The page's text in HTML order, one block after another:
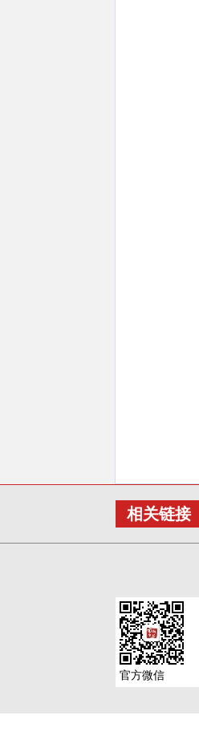
相关链接
官方微信